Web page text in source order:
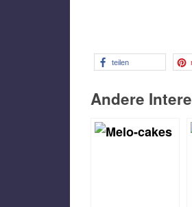
teilen
Andere